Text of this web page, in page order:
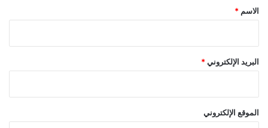
*
الاسم *
البريد الإلكتروني*
الموقع الإلكتروني